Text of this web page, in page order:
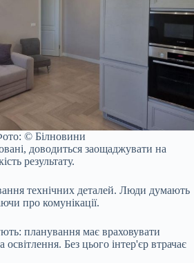
© Білновини
доводиться заощаджувати на
результату.
технічних деталей. Люди думають
про комунікації.
планування має враховувати
освітлення. Без цього інтер'єр втрачає